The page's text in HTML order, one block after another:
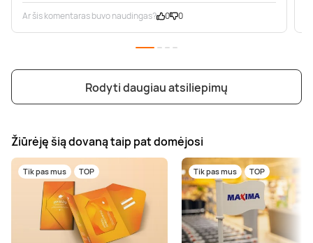
Ar šis komentaras buvo naudingas? 0 0
Rodyti daugiau atsiliepimų
Žiūrėję šią dovaną taip pat domėjosi
Tik pas mus TOP Tik pas mus TOP